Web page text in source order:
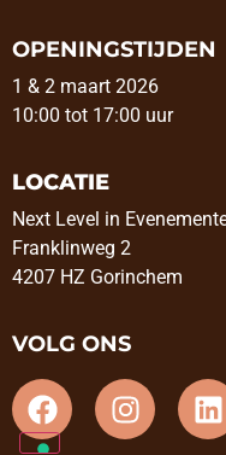
OPENINGSTIJDEN
1 & 2 maart 2026
10:00 tot 17:00 uur
LOCATIE
Next Level in
Franklinweg 2
4207 HZ Gorinchem
VOLG ONS